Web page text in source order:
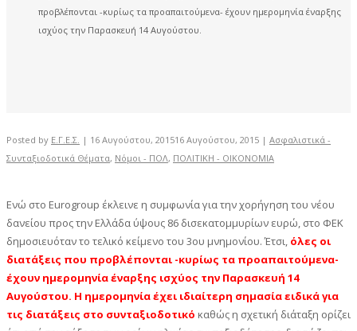
προβλέπονται -κυρίως τα προαπαιτούμενα- έχουν ημερομηνία έναρξης
ισχύος την Παρασκευή 14 Αυγούστου.
Posted by Ε.Γ.Ε.Σ. | 16 Αυγούστου, 201516 Αυγούστου, 2015 | Ασφαλιστικά -
Συνταξιοδοτικά Θέματα, Νόμοι - ΠΟΛ, ΠΟΛΙΤΙΚΗ - ΟΙΚΟΝΟΜΙΑ
Ενώ στο Eurogroup έκλεινε η συμφωνία για την χορήγηση του νέου
δανείου προς την Ελλάδα ύψους 86 δισεκατομμυρίων ευρώ, στο ΦΕΚ
δημοσιευόταν το τελικό κείμενο του 3ου μνημονίου. Έτσι, όλες οι
διατάξεις που προβλέπονται -κυρίως τα προαπαιτούμενα-
έχουν ημερομηνία έναρξης ισχύος την Παρασκευή 14
Αυγούστου. Η ημερομηνία έχει ιδιαίτερη σημασία ειδικά για
τις διατάξεις στο συνταξιοδοτικό καθώς η σχετική διάταξη ορίζει